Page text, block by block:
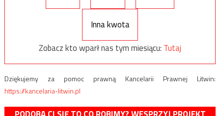
Inna kwota
Zobacz kto wparł nas tym miesiącu: Tutaj
Dziękujemy za pomoc prawną Kancelarii Prawnej Litwin:
https://kancelaria-litwin.pl